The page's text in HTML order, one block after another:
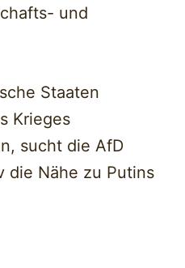
und
Staaten
Krieges
sucht die AfD
die Nähe zu Putins